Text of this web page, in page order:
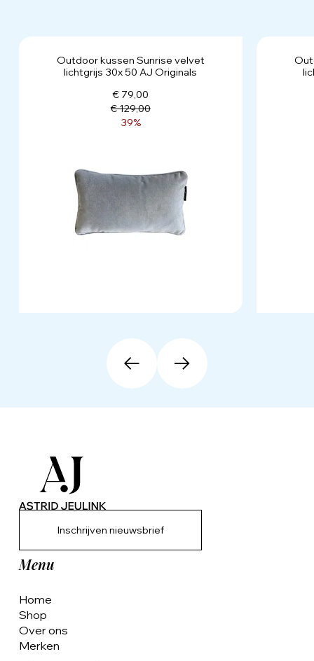
Outdoor kussen Sunrise velvet
lichtgrijs 30x 50 AJ Originals
€ 79,00
€ 129,00
39%
Inschrijven nieuwsbrief
Menu
Home
Shop
Over ons
Merken